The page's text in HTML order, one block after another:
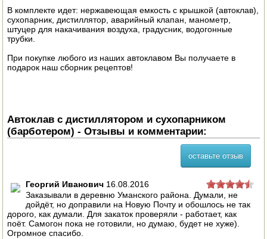
ДУШ ДЛЯ ДАЧИ И ДОМА
МАНГАЛЫ, КОПТИЛЬНИ
ОРЕХОКОЛЫ
В комплекте идет: нержавеющая емкость с крышкой (автоклав),
сухопарник, дистиллятор, аварийный клапан, манометр,
штуцер для накачивания воздуха, градусник, водогонные
трубки.
При покупке любого из наших автоклавом Вы получаете в
подарок наш сборник рецептов!
Автоклав с дистиллятором и сухопарником
(барботером) - Отзывы и комментарии:
оставьте отзыв
Георгий Иванович 16.08.2016
Заказывали в деревню Уманского района. Думали, не
дойдёт, но доправили на Новую Почту и обошлось не так
дорого, как думали. Для закаток проверяли - работает, как
поёт. Самогон пока не готовили, но думаю, будет не хуже).
Огромное спасибо.